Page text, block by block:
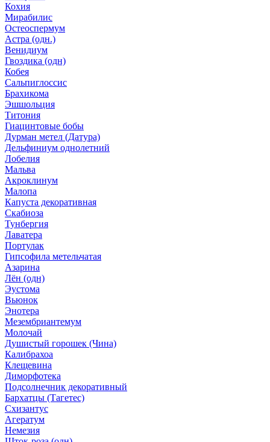
Кохия
Мирабилис
Остеоспермум
Астра (одн.)
Венидиум
Гвоздика (одн)
Кобея
Сальпиглоссис
Брахикома
Эшшольция
Титония
Гиацинтовые бобы
Дурман метел (Датура)
Дельфиниум однолетний
Лобелия
Мальва
Акроклинум
Малопа
Капуста декоративная
Скабиоза
Тунбергия
Лаватера
Портулак
Гипсофила метельчатая
Азарина
Лён (одн)
Эустома
Вьюнок
Энотера
Мезембриантемум
Молочай
Душистый горошек (Чина)
Калибрахоа
Клещевина
Диморфотека
Подсолнечник декоративный
Бархатцы (Тагетес)
Схизантус
Агератум
Немезия